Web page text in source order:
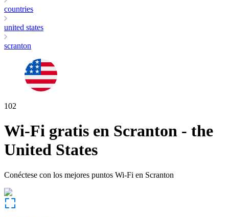
countries
united states
scranton
102
Wi-Fi gratis en Scranton - the
United States
Conéctese con los mejores puntos Wi-Fi en Scranton